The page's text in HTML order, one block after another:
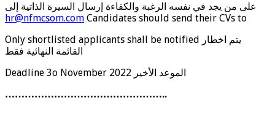
على من يجد في نفسه الرغبة والكفاءة إرسال السيرة الذاتية إلى
hr@nfmcsom.com Candidates should send their CVs to
Only shortlisted applicants shall be notified يتم اخطار
القائمة النهائية فقط
Deadline 3o November 2022 الموعد الأخير
…………………………………………..